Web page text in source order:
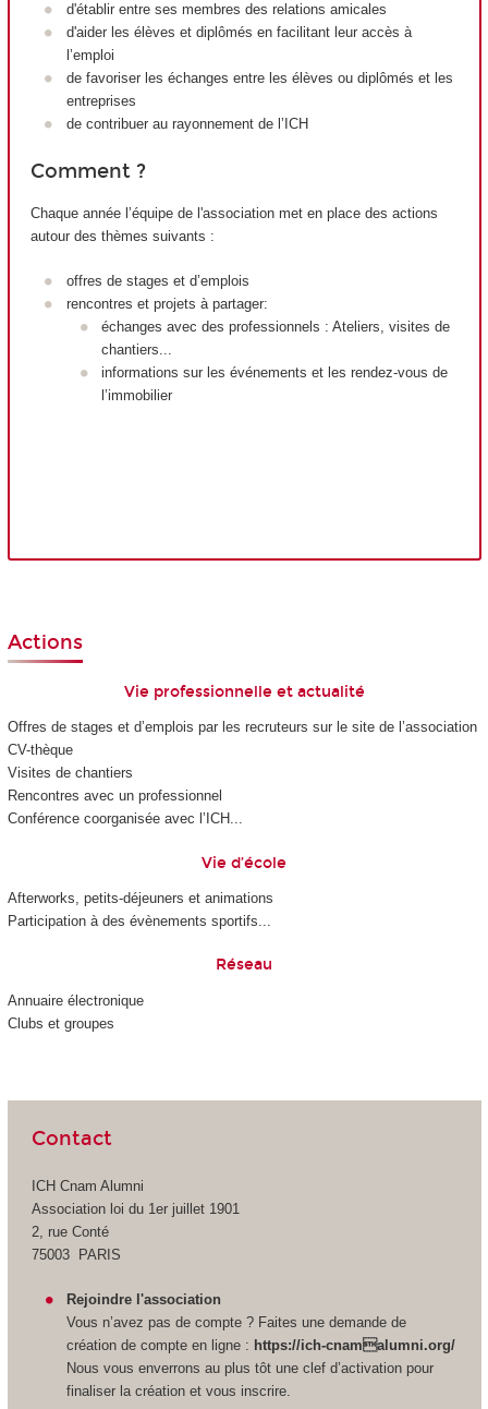
d'établir entre ses membres des relations amicales
d'aider les élèves et diplômés en facilitant leur accès à
l’emploi
de favoriser les échanges entre les élèves ou diplômés et les
entreprises
de contribuer au rayonnement de l’ICH
Comment ?
Chaque année l’équipe de l'association met en place des actions
autour des thèmes suivants :
offres de stages et d’emplois
rencontres et projets à partager:
échanges avec des professionnels : Ateliers, visites de
chantiers...
informations sur les événements et les rendez-vous de
l’immobilier
Actions
Vie professionnelle et actualité
Offres de stages et d’emplois par les recruteurs sur le site de l’association
CV-thèque
Visites de chantiers
Rencontres avec un professionnel
Conférence coorganisée avec l’ICH...
Vie d’école
Afterworks, petits-déjeuners et animations
Participation à des évènements sportifs...
Réseau
Annuaire électronique
Clubs et groupes
Contact
ICH Cnam Alumni
Association loi du 1er juillet 1901
2, rue Conté
75003 PARIS
Rejoindre l'association
Vous n’avez pas de compte ? Faites une demande de
création de compte en ligne : https://ich-cnamalumni.org/
Nous vous enverrons au plus tôt une clef d’activation pour
finaliser la création et vous inscrire.